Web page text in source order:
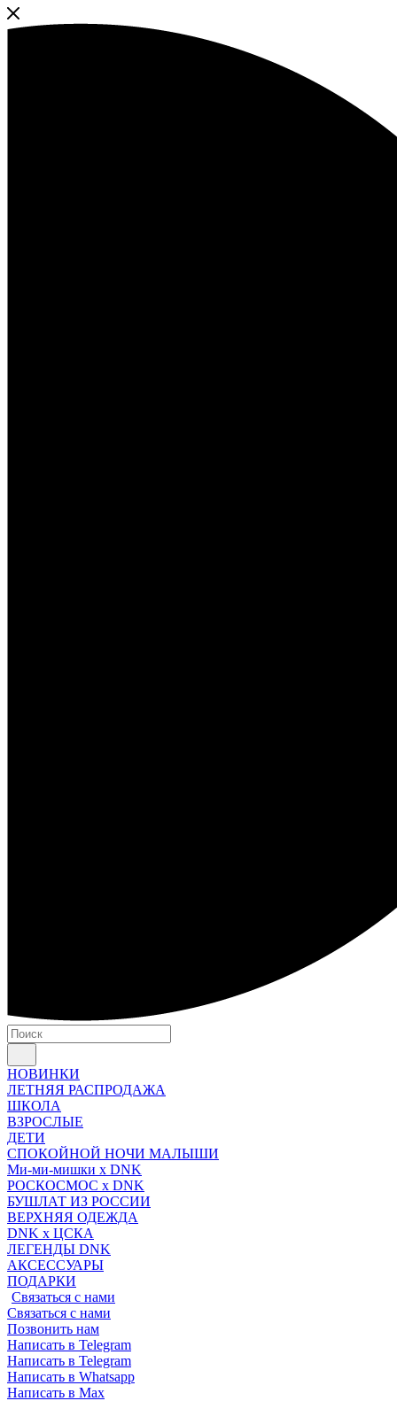
НОВИНКИ
ЛЕТНЯЯ РАСПРОДАЖА
ШКОЛА
ВЗРОСЛЫЕ
ДЕТИ
СПОКОЙНОЙ НОЧИ МАЛЫШИ
Ми-ми-мишки x DNK
РОСКОСМОС x DNK
БУШЛАТ ИЗ РОССИИ
ВЕРХНЯЯ ОДЕЖДА
DNK x ЦСКА
ЛЕГЕНДЫ DNK
АКСЕССУАРЫ
ПОДАРКИ
Связаться с нами
Связаться с нами
Позвонить нам
Написать в Telegram
Написать в Telegram
Написать в Whatsapp
Написать в Max